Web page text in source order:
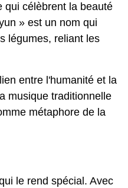
qui célèbrent la beauté
» est un nom qui
légumes, reliant les
entre l'humanité et la
musique traditionnelle
métaphore de la
le rend spécial. Avec